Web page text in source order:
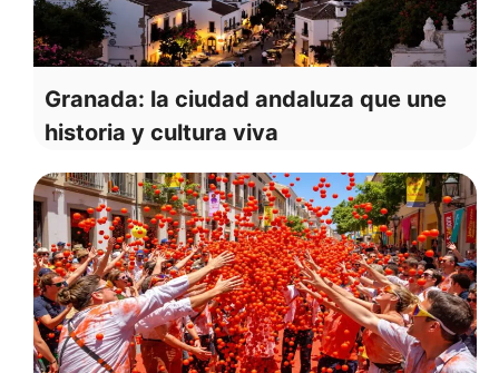
Granada: la ciudad andaluza que une
historia y cultura viva